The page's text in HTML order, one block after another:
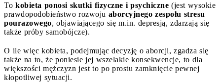
To kobieta ponosi skutki fizyczne i psychiczne (jest wysokie
prawdopodobieństwo rozwoju aborcyjnego zespołu stresu
pourazowego, objawiającego się m.in. depresją, zdarzają się
także próby samobójcze).
O ile więc kobieta, podejmując decyzję o aborcji, zgadza się
także na to, że poniesie jej wszelakie konsekwencje, to dla
większości mężczyzn jest to po prostu zamknięcie pewnej
kłopotliwej sytuacji.